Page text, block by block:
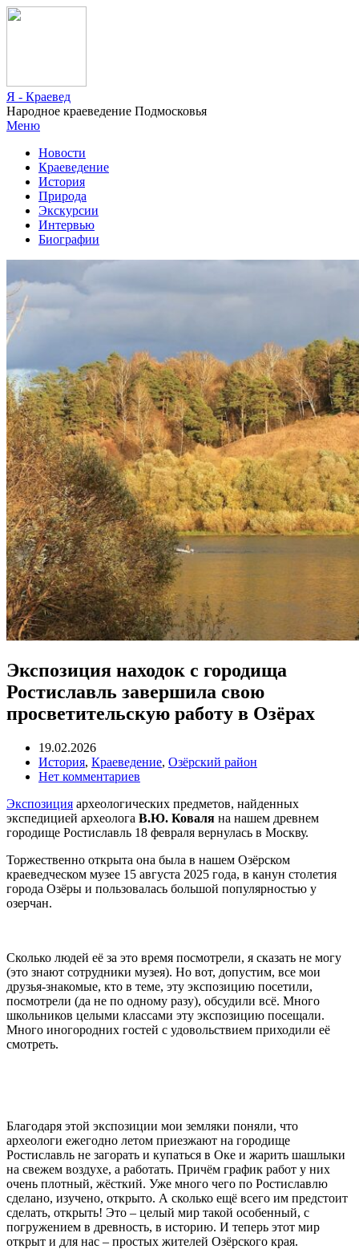
Я - Краевед
Народное краеведение Подмосковья
Меню
Новости
Краеведение
История
Природа
Экскурсии
Интервью
Биографии
Экспозиция находок с городища
Ростиславль завершила свою
просветительскую работу в Озёрах
19.02.2026
История, Краеведение, Озёрский район
Нет комментариев
Экспозиция археологических предметов, найденных
экспедицией археолога В.Ю. Коваля на нашем древнем
городище Ростиславль 18 февраля вернулась в Москву.
Торжественно открыта она была в нашем Озёрском
краеведческом музее 15 августа 2025 года, в канун столетия
города Озёры и пользовалась большой популярностью у
озерчан.
Сколько людей её за это время посмотрели, я сказать не могу
(это знают сотрудники музея). Но вот, допустим, все мои
друзья-знакомые, кто в теме, эту экспозицию посетили,
посмотрели (да не по одному разу), обсудили всё. Много
школьников целыми классами эту экспозицию посещали.
Много иногородних гостей с удовольствием приходили её
смотреть.
Благодаря этой экспозиции мои земляки поняли, что
археологи ежегодно летом приезжают на городище
Ростиславль не загорать и купаться в Оке и жарить шашлыки
на свежем воздухе, а работать. Причём график работ у них
очень плотный, жёсткий. Уже много чего по Ростиславлю
сделано, изучено, открыто. А сколько ещё всего им предстоит
сделать, открыть! Это – целый мир такой особенный, с
погружением в древность, в историю. И теперь этот мир
открыт и для нас – простых жителей Озёрского края.